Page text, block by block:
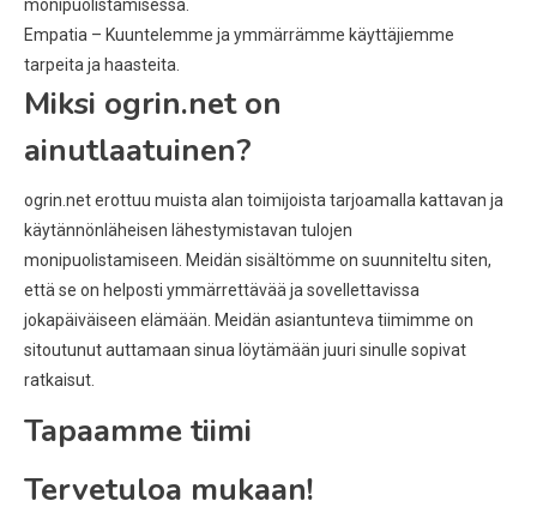
monipuolistamisessa.
Empatia – Kuuntelemme ja ymmärrämme käyttäjiemme
tarpeita ja haasteita.
Miksi ogrin.net on
ainutlaatuinen?
ogrin.net erottuu muista alan toimijoista tarjoamalla kattavan ja
käytännönläheisen lähestymistavan tulojen
monipuolistamiseen. Meidän sisältömme on suunniteltu siten,
että se on helposti ymmärrettävää ja sovellettavissa
jokapäiväiseen elämään. Meidän asiantunteva tiimimme on
sitoutunut auttamaan sinua löytämään juuri sinulle sopivat
ratkaisut.
Tapaamme tiimi
Tervetuloa mukaan!